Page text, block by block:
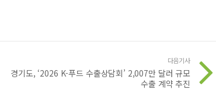
다음기사
경기도, ‘2026 K-푸드 수출상담회’ 2,007만 달러 규모
수출 계약 추진